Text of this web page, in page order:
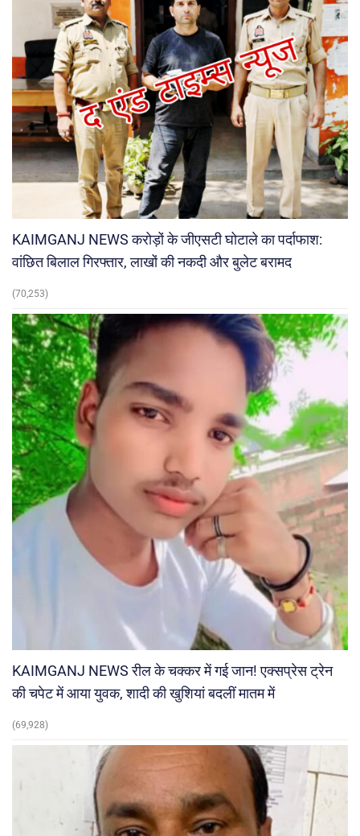
KAIMGANJ NEWS करोड़ों के जीएसटी घोटाले का पर्दाफाश:
वांछित बिलाल गिरफ्तार, लाखों की नकदी और बुलेट बरामद
(70,253)
KAIMGANJ NEWS रील के चक्कर में गई जान! एक्सप्रेस ट्रेन
की चपेट में आया युवक, शादी की खुशियां बदलीं मातम में
(69,928)